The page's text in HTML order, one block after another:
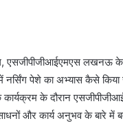
लखनऊ के
पेशे का अभ्यास कैसे किया
के कार्यक्रम के दौरान
और कार्य अनुभव के बारे में